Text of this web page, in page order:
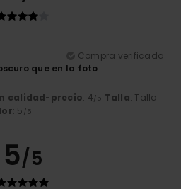
Compra verificada
que en la foto
calidad-precio: 4/5 Talla: Talla
: 5 /5
5/5